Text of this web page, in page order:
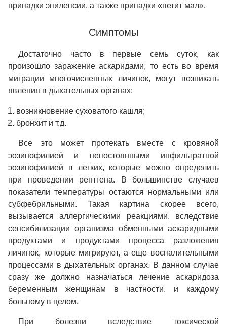
припадки эпилепсии, а также припадки «петит мал».
Симптомы
Достаточно часто в первые семь суток, как
произошло заражение аскаридами, то есть во время
миграции многочисленных личинок, могут возникать
явления в дыхательных органах:
возникновение суховатого кашля;
бронхит и т.д.
Все это может протекать вместе с кровяной
эозинофилией и непостоянными инфильтратной
эозинофилией в легких, которые можно определить
при проведении рентгена. В большинстве случаев
показатели температуры остаются нормальными или
субфебрильными. Такая картина скорее всего,
вызывается аллергическими реакциями, вследствие
сенсибилизации организма обменными аскаридными
продуктами и продуктами процесса разложения
личинок, которые мигрируют, а еще воспалительными
процессами в дыхательных органах. В данном случае
сразу же должно назначаться лечение аскаридоза
беременным женщинам в частности, и каждому
больному в целом.
При болезни вследствие токсической